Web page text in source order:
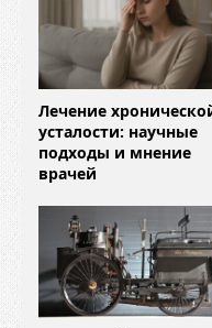
Лечение
усталости: научные
подходы и мнение
врачей